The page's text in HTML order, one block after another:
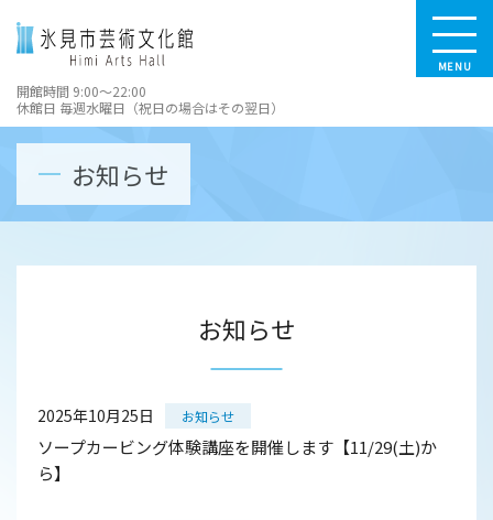
MENU
開館時間 9:00～22:00
休館日 毎週水曜日（祝日の場合はその翌日）
お知らせ
お知らせ
2025年10月25日 お知らせ
ソープカービング体験講座を開催します【11/29(土)か
ら】